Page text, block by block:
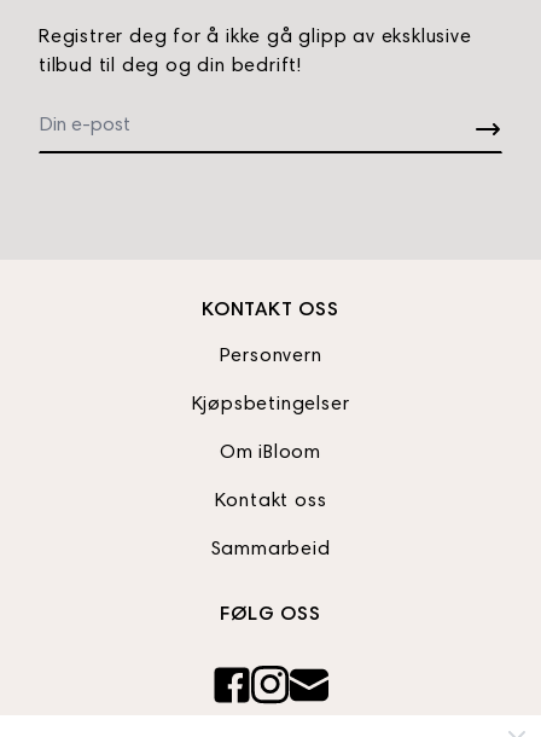
KONTAKT OSS
Personvern
Kjøpsbetingelser
Om iBloom
Kontakt oss
Sammarbeid
FØLG OSS
Registrer deg for å ikke gå glipp av eksklusive
tilbud til deg og din bedrift!